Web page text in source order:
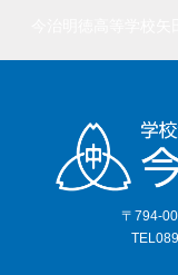
〒794-